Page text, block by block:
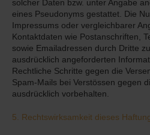
solcher Daten bzw. unter Angabe
eines Pseudonyms gestattet. Die
Impressums oder vergleichbarer
Kontaktdaten wie Postanschriften,
sowie Emailadressen durch Dritte
ausdrücklich angeforderten
Rechtliche Schritte gegen die
Spam-Mails bei Verstössen gegen
ausdrücklich vorbehalten.
5. Rechtswirksamkeit dieses